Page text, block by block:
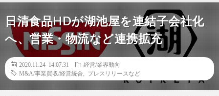
日清食品HDが湖池屋を連結子会社化
へ、営業・物流など連携拡充
2020.11.24 14:07:31
経営/業界動向
M&A/事業買収/経営統合
プレスリリースなど